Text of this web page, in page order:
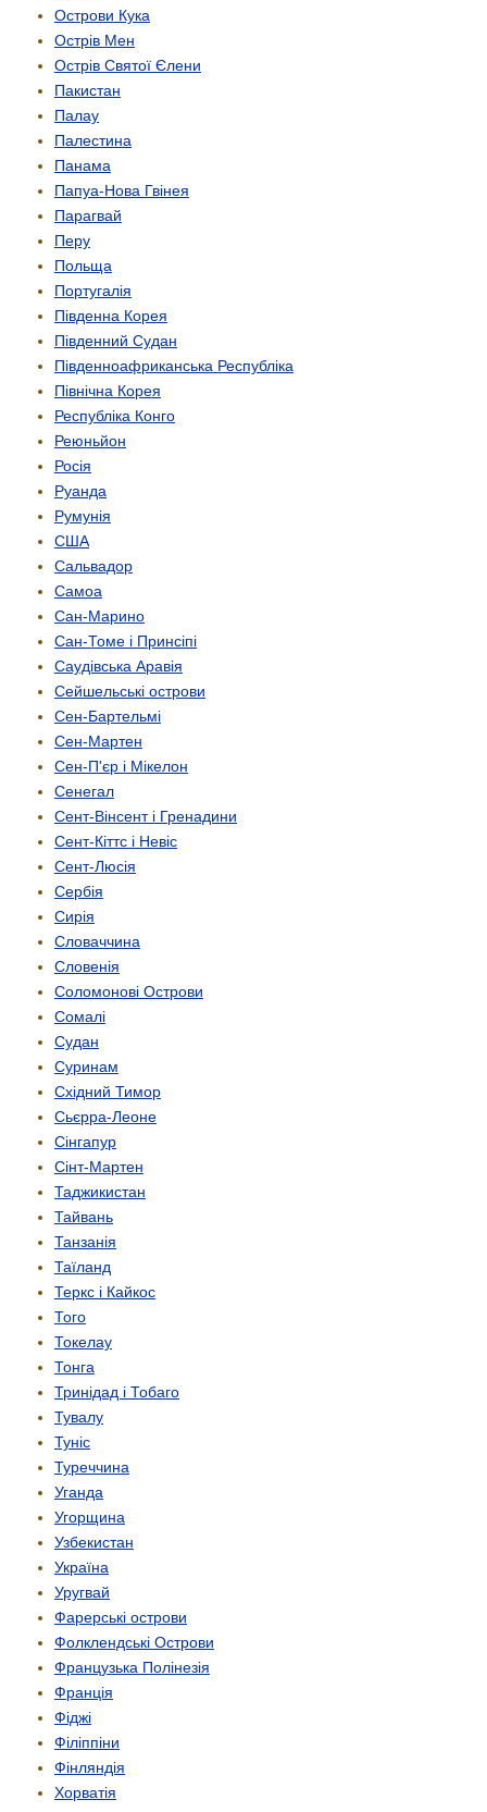
Острови Кука
Острів Мен
Острів Святої Єлени
Пакистан
Палау
Палестина
Панама
Папуа-Нова Гвінея
Парагвай
Перу
Польща
Португалія
Південна Корея
Південний Судан
Південно­африканська Республіка
Північна Корея
Республіка Конго
Реюньйон
Росія
Руанда
Румунія
США
Сальвадор
Самоа
Сан-Марино
Сан-Томе і Принсіпі
Саудівська Аравія
Сейшельські острови
Сен-Бартельмі
Сен-Мартен
Сен-П'єр і Мікелон
Сенегал
Сент-Вінсент і Гренадини
Сент-Кіттс і Невіс
Сент-Люсія
Сербія
Сирія
Словаччина
Словенія
Соломонові Острови
Сомалі
Судан
Суринам
Східний Тимор
Сьєрра-Леоне
Сінгапур
Сінт-Мартен
Таджикистан
Тайвань
Танзанія
Таїланд
Теркс і Кайкос
Того
Токелау
Тонга
Тринідад і Тобаго
Тувалу
Туніс
Туреччина
Уганда
Угорщина
Узбекистан
Україна
Уругвай
Фарерські острови
Фолклендські Острови
Французька Полінезія
Франція
Фіджі
Філіппіни
Фінляндія
Хорватія